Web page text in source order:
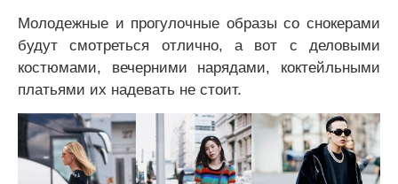
Молодежные и прогулочные образы со снокерами
будут смотреться отлично, а вот с деловыми
костюмами, вечерними нарядами, коктейльными
платьями их надевать не стоит.